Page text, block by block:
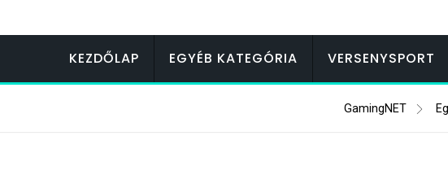
KEZDŐLAP EGYÉB KATEGÓRIA VERSENYSPORT
GamingNET